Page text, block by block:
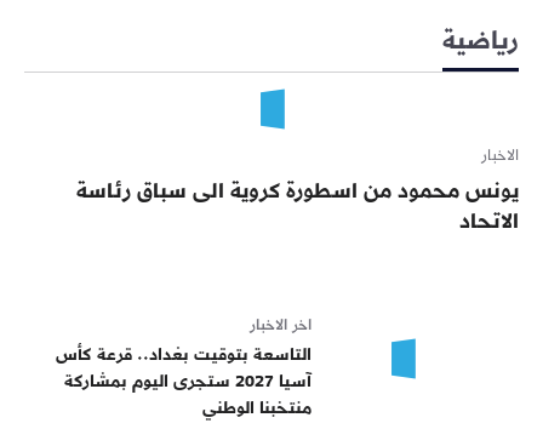
رياضية
الاخبار
يونس محمود من اسطورة كروية الى سباق رئاسة
الاتحاد
اخر الاخبار
التاسعة بتوقيت بغداد.. قرعة كأس
آسيا 2027 ستجرى اليوم بمشاركة
منتخبنا الوطني